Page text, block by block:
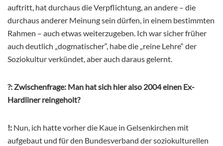
auftritt, hat durchaus die Verpflichtung, an andere – die
durchaus anderer Meinung sein dürfen, in einem bestimmten
Rahmen – auch etwas weiterzugeben. Ich war sicher früher
auch deutlich „dogmatischer“, habe die „reine Lehre“ der
Soziokultur verkündet, aber auch daraus gelernt.
?:Zwischenfrage: Man hat sich hier also 2004 einen Ex-
Hardliner reingeholt?
!: Nun, ich hatte vorher die Kaue in Gelsenkirchen mit
aufgebaut und für den Bundesverband der soziokulturellen